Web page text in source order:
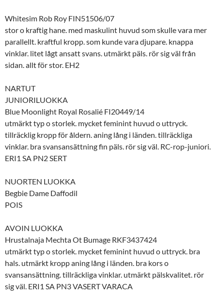
Whitesim Rob Roy FIN51506/07
stor o kraftig hane. med maskulint huvud som skulle vara mer
parallellt. kraftful kropp. som kunde vara djupare. knappa
vinklar. litet lågt ansatt svans. utmärkt päls. rör sig väl från
sidan. allt för stor. EH2
NARTUT
JUNIORILUOKKA
Blue Moonlight Royal Rosalié FI20449/14
utmärkt typ o storlek. mycket feminint huvud o uttryck.
tillräcklig kropp för åldern. aning lång i länden. tillräckliga
vinklar. bra svansansättning fin päls. rör sig väl. RC-rop-juniori.
ERI1 SA PN2 SERT
NUORTEN LUOKKA
Begbie Dame Daffodil
POIS
AVOIN LUOKKA
Hrustalnaja Mechta Ot Bumage RKF3437424
utmärkt typ o storlek. mycket feminint huvud o uttryck. bra
hals. utmärkt kropp aning lång i länden. bra kors o
svansansättning. tillräckliga vinklar. utmärkt pälskvalitet. rör
sig väl. ERI1 SA PN3 VASERT VARACA